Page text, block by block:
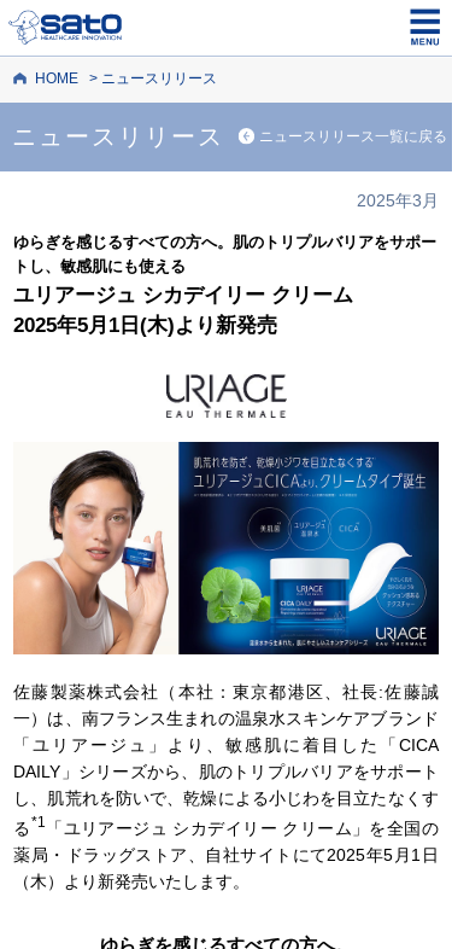
HOME ニュースリリース
ニュースリリース ニュースリリース一覧に戻る
2025年3月
ゆらぎを感じるすべての方へ。肌のトリプルバリアをサポー
トし、敏感肌にも使える
ユリアージュ シカデイリー クリーム
2025年5月1日(木)より新発売
佐藤製薬株式会社（本社：東京都港区、社長:佐藤誠
一）は、南フランス生まれの温泉水スキンケアブランド
「ユリアージュ」より、敏感肌に着目した「CICA
DAILY」シリーズから、肌のトリプルバリアをサポート
し、肌荒れを防いで、乾燥による小じわを目立たなくす
る*1
「ユリアージュ シカデイリー クリーム」を全国の
薬局・ドラッグストア、自社サイトにて2025年5月1日
（木）より新発売いたします。
ゆらぎを感じるすべての方へ。